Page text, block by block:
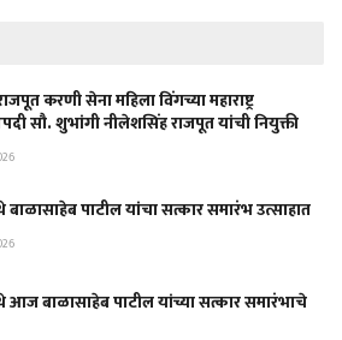
राजपूत करणी सेना महिला विंगच्या महाराष्ट्र
सौ. शुभांगी नीलेशसिंह राजपूत यांची नियुक्ती
बाळासाहेब पाटील यांचा सत्कार समारंभ उत्साहात
आज बाळासाहेब पाटील यांच्या सत्कार समारंभाचे